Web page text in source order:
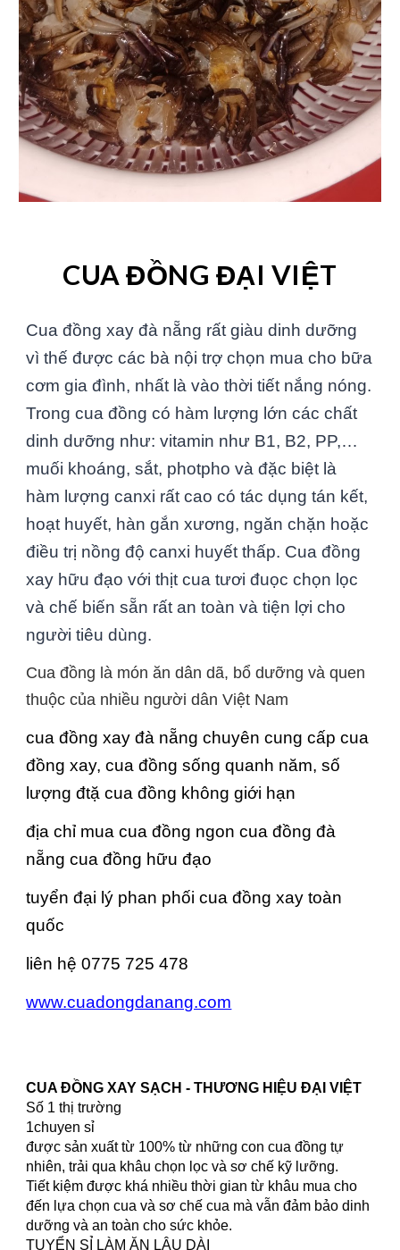
CUA ĐỒNG ĐẠI VIỆT
Cua đồng xayđà nẵng rất giàu dinh dưỡng
vì thế được các bà nội trợ chọn mua cho bữa
cơm gia đình, nhất là vào thời tiết nắng nóng.
Trong cua đồng có hàm lượng lớn các chất
dinh dưỡng như: vitamin như B1, B2, PP,…
muối khoáng, sắt, photpho và đặc biệt là
hàm lượng canxi rất cao có tác dụng tán kết,
hoạt huyết, hàn gắn xương, ngăn chặn hoặc
điều trị nồng độ canxi huyết thấp. Cua đồng
xay hữu đạo với thịt cua tươi đuọc chọn lọc
và chế biến sẵn rất an toàn và tiện lợi cho
người tiêu dùng.
Cua đồng là món ăn dân dã, bổ dưỡng và quen
thuộc của nhiều người dân Việt Nam
cua đồng xay đà nẵng chuyên cung cấp cua
đồng xay, cua đồng sống quanh năm, số
lượng đtặ cua đồng không giới hạn
địa chỉ mua cua đồng ngon cua đồng đà
nẵng cua đồng hữu đạo
tuyển đại lý phan phối cua đồng xay toàn
quốc
liên hệ 0775 725 478
www.cuadongdanang.com
CUA ĐỒNG XAY SẠCH - THƯƠNG HIỆU ĐẠI VIỆT
Số 1 thị trường
1chuyen sỉ
được sản xuất từ 100% từ những con cua đồng tự
nhiên, trải qua khâu chọn lọc và sơ chế kỹ lưỡng.
Tiết kiệm được khá nhiều thời gian từ khâu mua cho
đến lựa chọn cua và sơ chế cua mà vẫn đảm bảo dinh
dưỡng và an toàn cho sức khỏe.
TUYỂN SỈ LÀM ĂN LÂU DÀI